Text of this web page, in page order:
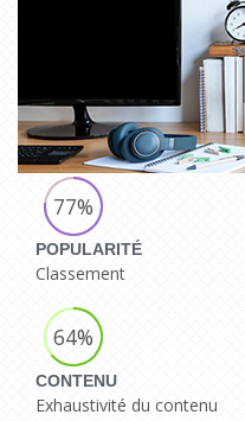
77%
POPULARITÉ
Classement
64%
CONTENU
Exhaustivité du contenu